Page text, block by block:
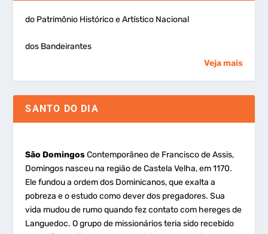
do Patrimônio Histórico e Artístico Nacional
dos Bandeirantes
Veja mais
SANTO DO DIA
São DomingosContemporâneo de Francisco de Assis,
Domingos nasceu na região de Castela Velha, em 1170.
Ele fundou a ordem dos Dominicanos, que exalta a
pobreza e o estudo como dever dos pregadores. Sua
vida mudou de rumo quando fez contato com hereges de
Languedoc. O grupo de missionários teria sido recebido